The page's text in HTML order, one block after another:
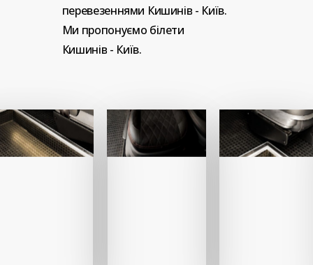
перевезеннями Кишинів - Київ.
Ми пропонуємо білети
Кишинів - Київ.